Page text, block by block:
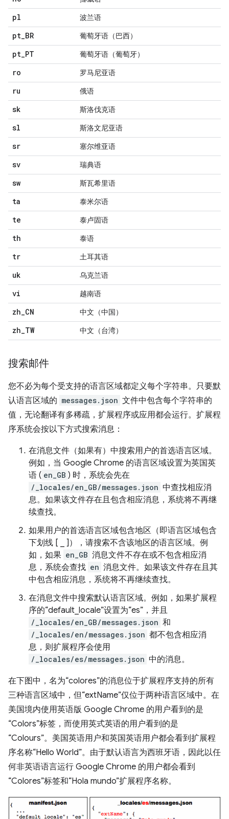
pl 波兰语
pt BR 葡萄牙语（巴西）
pt PT 葡萄牙语（葡萄牙）
ro 罗马尼亚语
ru 俄语
sk 斯洛伐克语
sl 斯洛文尼亚语
sr 塞尔维亚语
sv 瑞典语
sw 斯瓦希里语
ta 泰米尔语
te 泰卢固语
th 泰语
tr 土耳其语
uk 乌克兰语
vi 越南语
zh CN 中文（中国）
zh TW 中文（台湾）
搜索邮件
您不必为每个受支持的语言区域都定义每个字符串。只要默
认语言区域的 messages.json 文件中包含每个字符串的
值，无论翻译有多稀疏，扩展程序或应用都会运行。扩展程
序系统会按以下方式搜索消息：
在消息文件（如果有）中搜索用户的首选语言区域。
例如，当 Google Chrome 的语言区域设置为英国英
语 ( en_GB ) 时，系统会先在
/_locales/en_GB/messages.json 中查找相应消
息。如果该文件存在且包含相应消息，系统将不再继
续查找。
如果用户的首选语言区域包含地区（即语言区域包含
下划线 [ _ ]），请搜索不含该地区的语言区域。例
如，如果 en_GB 消息文件不存在或不包含相应消
息，系统会查找 en 消息文件。如果该文件存在且其
中包含相应消息，系统将不再继续查找。
在消息文件中搜索默认语言区域。例如，如果扩展程
序的“default_locale”设置为“es”，并且
/_locales/en_GB/messages.json 和
/_locales/en/messages.json 都不包含相应消
息，则扩展程序会使用
/_locales/es/messages.json 中的消息。
在下图中，名为“colores”的消息位于扩展程序支持的所有
三种语言区域中，但“extName”仅位于两种语言区域中。在
美国境内使用英语版 Google Chrome 的用户看到的是
“Colors”标签，而使用英式英语的用户看到的是
“Colours”。美国英语用户和英国英语用户都会看到扩展程
序名称“Hello World”。由于默认语言为西班牙语，因此以任
何非英语语言运行 Google Chrome 的用户都会看到
“Colores”标签和“Hola mundo”扩展程序名称。